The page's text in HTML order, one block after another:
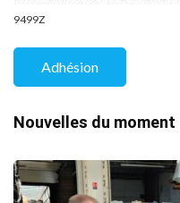
9499Z
Adhésion
Nouvelles du moment